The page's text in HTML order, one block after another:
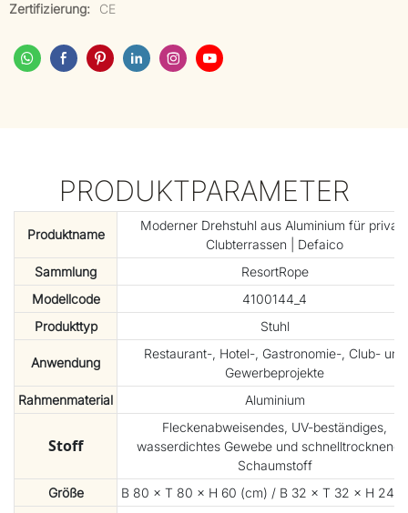
Zertifizierung:
CE
PRODUKTPARAMETER
Produktname
Moderner Drehstuhl aus Aluminium für private
Clubterrassen | Defaico
Sammlung
ResortRope
Modellcode
4100144_4
Produkttyp
Stuhl
Anwendung
Restaurant-, Hotel-, Gastronomie-, Club- und
Gewerbeprojekte
Rahmenmaterial
Aluminium
Stoff
Fleckenabweisendes, UV-beständiges,
wasserdichtes Gewebe und
Schaumstoff
Größe
B 80 × T 80 × H 60 (cm) / B 32 × T 32 × H 24